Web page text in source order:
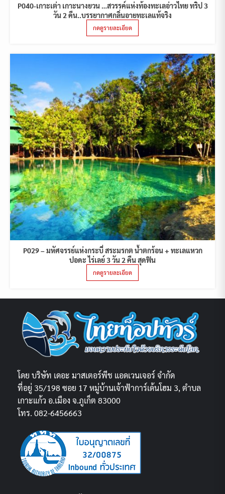
P040-เกาะเต่า เกาะนางยวน …สวรรค์แห่งท้องทะเลอ่าวไทย ทริป 3
วัน 2 คืน..บรรยากาศกลิ่นอายทะเลแท้จริง
กดดูรายละเอียด
P029 – มหัศจรรย์แห่งกระบี่ สระมรกต น้ำตกร้อน + ทะเลแหวก
ปอดะ ไร่เลย์ 3 วัน 2 คืน สุดฟิน
กดดูรายละเอียด
โดย บริษัท เดอะ มาสเตอร์พีช แอดเวนเจอร์ จำกัด
ที่อยู่ 35/198 ซอย 17 หมู่บ้านเจ้าฟ้าการ์เด้นโฮม 3, ตำบล
เกาะแก้ว อ.เมือง จ.ภูเก็ต 83000
โทร. 082-6456663